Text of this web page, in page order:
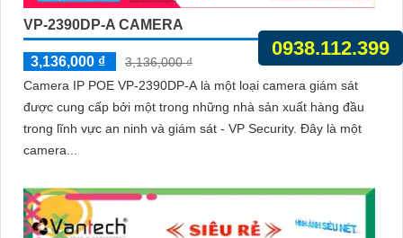
VP-2390DP-A CAMERA
3,136,000 ₫
3,136,000 ₫
Camera IP POE VP-2390DP-A là một loại camera giám sát
được cung cấp bởi một trong những nhà sản xuất hàng đầu
trong lĩnh vực an ninh và giám sát - VP Security. Đây là một
camera...
0938.112.399